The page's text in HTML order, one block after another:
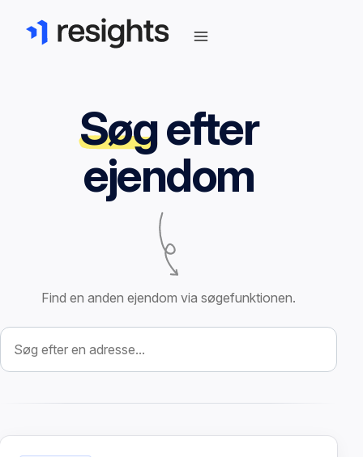
Søgefter
ejendom
Find en anden ejendom via søgefunktionen.
Søg efter ejendom